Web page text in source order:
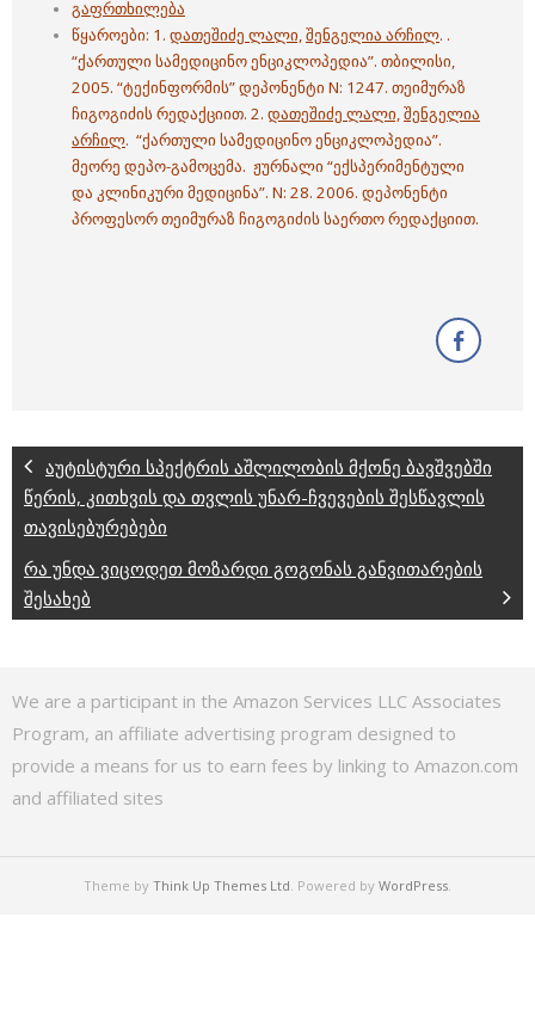
გაფრთხილება
წყაროები: 1. დათეშიძე ლალი,შენგელია არჩილ. .
“ქართული სამედიცინო ენციკლოპედია”. თბილისი,
2005. “ტექინფორმის” დეპონენტი N: 1247. თეიმურაზ
ჩიგოგიძის რედაქციით. 2. დათეშიძე ლალი,შენგელია
არჩილ. “ქართული სამედიცინო ენციკლოპედია”.
მეორე დეპო-გამოცემა. ჟურნალი “ექსპერიმენტული
და კლინიკური მედიცინა”. N: 28. 2006. დეპონენტი
პროფესორ თეიმურაზ ჩიგოგიძის საერთო რედაქციით.
აუტისტური სპექტრის აშლილობის მქონე ბავშვებში
წერის, კითხვის და თვლის უნარ-ჩვევების შესწავლის
თავისებურებები
რა უნდა ვიცოდეთ მოზარდი გოგონას განვითარების
შესახებ
We are a participant in the Amazon Services LLC Associates
Program, an affiliate advertising program designed to
provide a means for us to earn fees by linking to Amazon.com
and affiliated sites
Theme by Think Up Themes Ltd . Powered by WordPress